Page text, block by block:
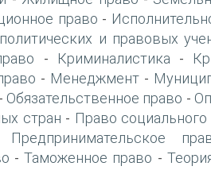
право -
и правовых
- Криминалистика -
- Менеджмент -
- Обязательственное право -
стран - Право
Предпринимательское
-Таможенное право -